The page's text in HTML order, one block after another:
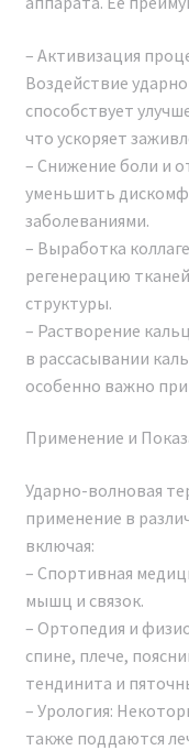
Мы
завода
Аппарат
терапии
Мы являемся
территории
посредников,
обслуживание на
срока и после него.
Каждый владелец
волновой терапии
полный пакет
удаленное обучение
Российской
профессиональные
– Активизация
Воздействие
способствует
что ускоряет
– Снижение боли и
уменьшить
заболеваниями.
– Выработка
регенерацию
структуры.
– Растворение
в рассасывании
особенно важно
Применение и
Ударно-волновая
применение в
включая:
– Спортивная
мышц и связок.
– Ортопедия и
спине, плече,
тендинита и
– Урология:
также поддаются